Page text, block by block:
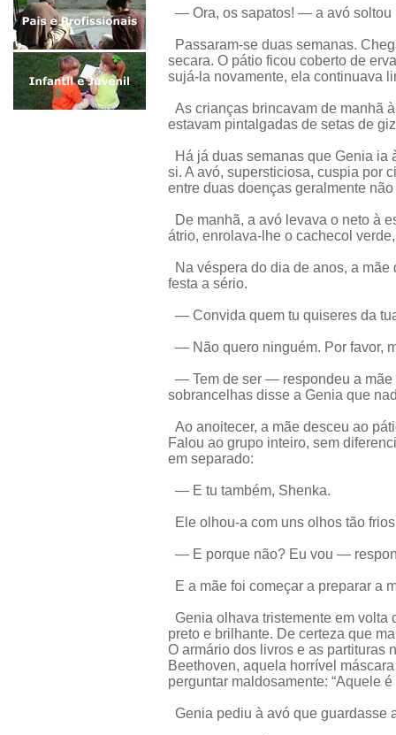
— Ora, os sapatos! — a avó soltou
Passaram-se duas semanas.
secara. O pátio ficou coberto de
sujá-la novamente, ela continuava
As crianças brincavam de manhã
estavam pintalgadas de setas de
Há já duas semanas que Genia ia
si. A avó, supersticiosa, cuspia por
entre duas doenças geralmente
De manhã, a avó levava o neto à
átrio, enrolava-lhe o cachecol
Na véspera do dia de anos, a
festa a sério.
— Convida quem tu quiseres da
— Não quero ninguém. Por favor,
— Tem de ser — respondeu a mãe
sobrancelhas disse a Genia que
Ao anoitecer, a mãe desceu ao
Falou ao grupo inteiro, sem
em separado:
— E tu também, Shenka.
Ele olhou-a com uns olhos tão
— E porque não? Eu vou —
E a mãe foi começar a preparar a
Genia olhava tristemente em volta
preto e brilhante. De certeza que
O armário dos livros e as
Beethoven, aquela horrível
perguntar maldosamente: “Aquele
Genia pediu à avó que guardasse